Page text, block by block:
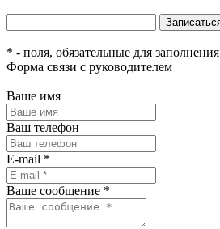
* - поля, обязательные для заполнения
Форма связи с руководителем
Ваше имя
Ваш телефон
E-mail *
Ваше сообщение *